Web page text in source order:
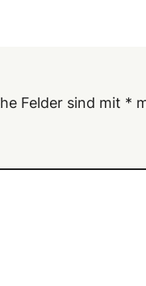
Felder sind mit *